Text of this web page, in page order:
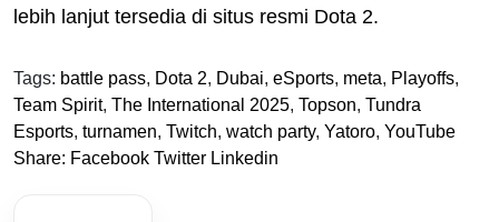
lebih lanjut tersedia di situs resmi Dota 2.
Tags: battle pass, Dota 2, Dubai, eSports, meta, Playoffs,
Team Spirit, The International 2025, Topson, Tundra
Esports, turnamen, Twitch, watch party, Yatoro, YouTube
Share: Facebook Twitter Linkedin